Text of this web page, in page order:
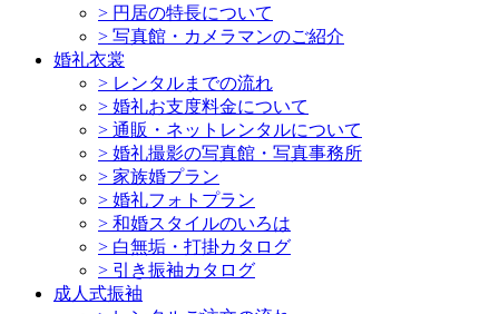
> 円居の特長について
> 写真館・カメラマンのご紹介
婚礼衣裳
> レンタルまでの流れ
> 婚礼お支度料金について
> 通販・ネットレンタルについて
> 婚礼撮影の写真館・写真事務所
> 家族婚プラン
> 婚礼フォトプラン
> 和婚スタイルのいろは
> 白無垢・打掛カタログ
> 引き振袖カタログ
成人式振袖